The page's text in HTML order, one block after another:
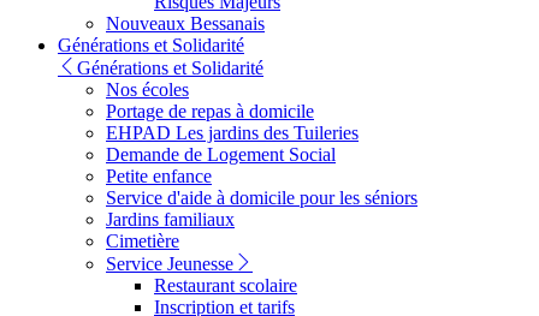
Nouveaux Bessanais
Générations et Solidarité
Générations et Solidarité
Nos écoles
Portage de repas à domicile
EHPAD Les jardins des Tuileries
Demande de Logement Social
Petite enfance
Service d'aide à domicile pour les séniors
Jardins familiaux
Cimetière
Service Jeunesse
Restaurant scolaire
Inscription et tarifs